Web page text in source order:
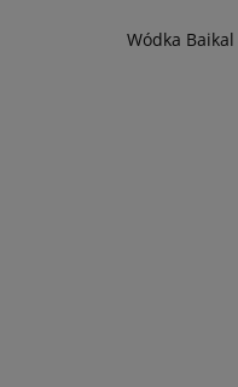
Wódka Baikal